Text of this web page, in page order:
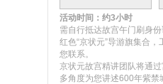
活动时间：约3小时
需自行抵达故宫午门刷身
红色“京状元”导游旗集合
您联系。
京状元故宫精讲团队将通
多角度为您讲述600年紫禁